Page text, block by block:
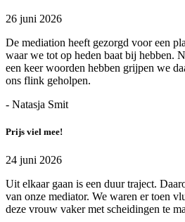
26 juni 2026
De mediation heeft gezorgd voor een
waar we tot op heden baat bij hebben.
een keer woorden hebben grijpen we
ons flink geholpen.
- Natasja Smit
Prijs viel mee!
24 juni 2026
Uit elkaar gaan is een duur traject.
van onze mediator. We waren er toen
deze vrouw vaker met scheidingen te